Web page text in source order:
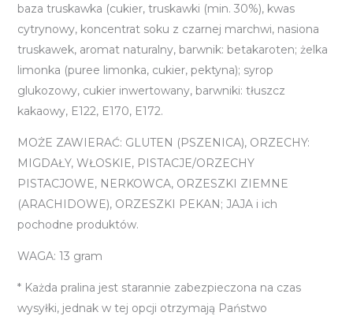
baza truskawka (cukier, truskawki (min. 30%), kwas
cytrynowy, koncentrat soku z czarnej marchwi, nasiona
truskawek, aromat naturalny, barwnik: betakaroten; żelka
limonka (puree limonka, cukier, pektyna); syrop
glukozowy, cukier inwertowany, barwniki: tłuszcz
kakaowy, E122, E170, E172.
MOŻE ZAWIERAĆ: GLUTEN (PSZENICA), ORZECHY:
MIGDAŁY, WŁOSKIE, PISTACJE/ORZECHY
PISTACJOWE, NERKOWCA, ORZESZKI ZIEMNE
(ARACHIDOWE), ORZESZKI PEKAN; JAJA i ich
pochodne produktów.
WAGA: 13 gram
* Każda pralina jest starannie zabezpieczona na czas
wysyłki, jednak w tej opcji otrzymają Państwo